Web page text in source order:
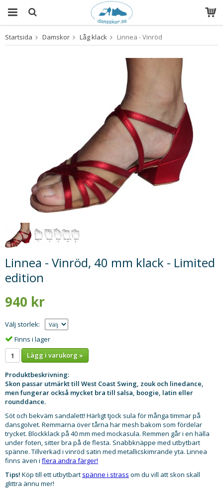
Produkten har blivit tillagd i varukorgen
Startsida Damskor Låg klack Linnea - Vinröd
Linnea - Vinröd, 40 mm klack - Limited
edition
940 kr
Välj storlek:
Finns i lager
Lägg i varukorg »
Produktbeskrivning:
Skon passar utmärkt till West Coast Swing, zouk och linedance,
men fungerar också mycket bra till salsa, boogie, latin eller
rounddance.
Söt och bekväm sandalett! Härligt tjock sula för många timmar på
dansgolvet. Remmarna över tårna har mesh bakom som fördelar
trycket. Blockklack på 40 mm med mockasula. Remmen går i en hälla
under foten, sitter bra på de flesta. Snabbknäppe med utbytbart
spänne. Tillverkad i vinröd satin med metallicskimrande yta. Linnea
finns även i flera andra färger!
Tips! Köp till ett utbytbart spänne i strass om du vill att skon skall
glittra ännu mer!